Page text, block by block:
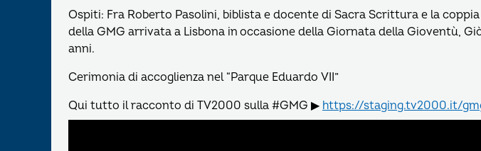
Ospiti: Fra Roberto Pasolini, biblista e docente di Sacra Scrittura e la
della GMG arrivata a Lisbona in occasione della Giornata della Gioventù,
anni.
Cerimonia di accoglienza nel “Parque Eduardo VII”
Qui tutto il racconto di TV2000 sulla #GMG ▶ https://staging.tv2000.it/